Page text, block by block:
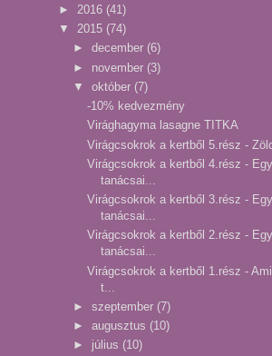
► 2016 (41)
▼ 2015 (74)
► december (6)
► november (3)
▼ október (7)
-10% kedvezmény
Virághagyma lasagne TITKA
Virágcsokrok a kertből 5.rész -
Virágcsokrok a kertből 4.rész -
tanácsai...
Virágcsokrok a kertből 3.rész -
tanácsai...
Virágcsokrok a kertből 2.rész -
tanácsai...
Virágcsokrok a kertből 1.rész -
t...
► szeptember (7)
► augusztus (10)
► július (10)